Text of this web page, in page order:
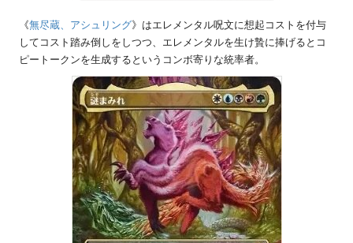
《無尽蔵、アシュリング》はエレメンタル呪文に想起コストを付与
してコスト踏み倒しをしつつ、エレメンタルを生け贄に捧げるとコ
ピートークンを生成するというコンボ寄りな統率者。